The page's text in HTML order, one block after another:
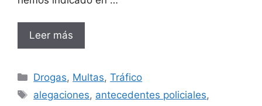
Leer más
Categorías
Drogas, Multas,Tráfico
Etiquetas
alegaciones, antecedentes policiales,